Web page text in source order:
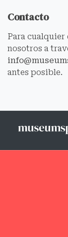
Contacto
Para cualquier
nosotros a
antes posible.